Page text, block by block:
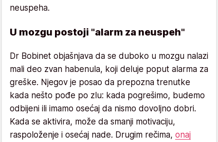
neuspeha.
U mozgu postoji "alarm za neuspeh"
Dr Bobinet objašnjava da se duboko u mozgu nalazi
mali deo zvan habenula, koji deluje poput alarma za
greške. Njegov je posao da prepozna trenutke
kada nešto pođe po zlu: kada pogrešimo, budemo
odbijeni ili imamo osećaj da nismo dovoljno dobri.
Kada se aktivira, može da smanji motivaciju,
raspoloženje i osećaj nade. Drugim rečima, onaj